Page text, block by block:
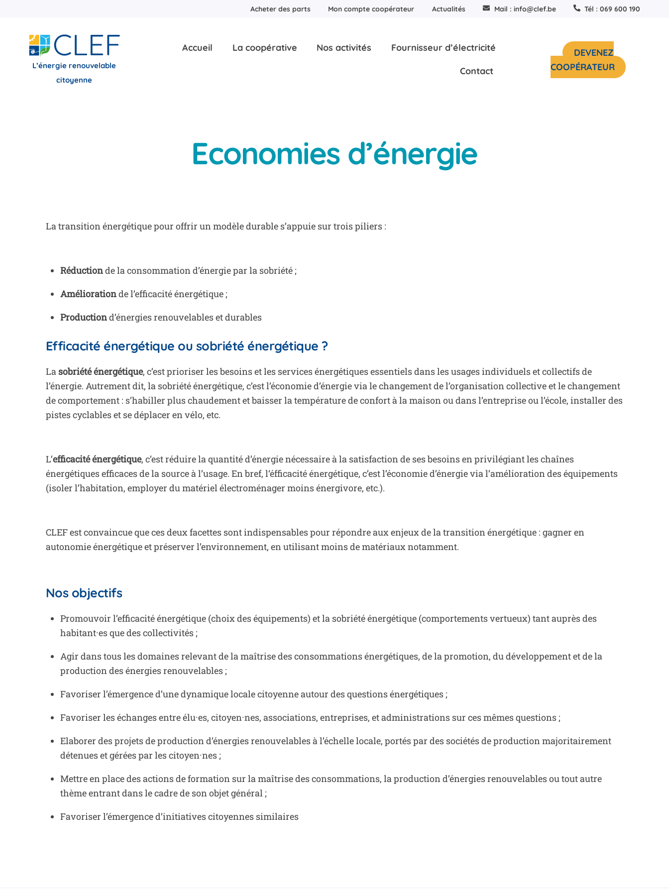
content
Acheter des parts Mon compte coopérateur Actualités Mail : info@clef.be Tél : 069 600 190
L’énergie renouvelable
citoyenne
Accueil La coopérative Nos activités Fournisseur d’électricité
Contact
DEVENEZ
COOPÉRATEUR
Economies d’énergie
La transition énergétique pour offrir un modèle durable s’appuie sur trois piliers :
Réductionde la consommation d’énergie par la sobriété ;
Améliorationde l’efficacité énergétique ;
Productiond’énergies renouvelables et durables
Efficacité énergétique ou sobriété énergétique ?
La sobriété énergétique, c’est prioriser les besoins et les services énergétiques essentiels dans les usages individuels et collectifs de
l’énergie. Autrement dit, la sobriété énergétique, c’est l’économie d’énergie via le changement de l’organisation collective et le changement
de comportement : s’habiller plus chaudement et baisser la température de confort à la maison ou dans l’entreprise ou l’école, installer des
pistes cyclables et se déplacer en vélo, etc.
L’efficacité énergétique, c’est réduire la quantité d’énergie nécessaire à la satisfaction de ses besoins en privilégiant les chaînes
énergétiques efficaces de la source à l’usage. En bref, l‘éfficacité énergétique, c’est l’économie d’énergie via l’amélioration des équipements
(isoler l’habitation, employer du matériel électroménager moins énergivore, etc.).
CLEF est convaincue que ces deux facettes sont indispensables pour répondre aux enjeux de la transition énergétique : gagner en
autonomie énergétique et préserver l’environnement, en utilisant moins de matériaux notamment.
Nos objectifs
Promouvoir l’efficacité énergétique (choix des équipements) et la sobriété énergétique (comportements vertueux) tant auprès des
habitant·es que des collectivités ;
Agir dans tous les domaines relevant de la maîtrise des consommations énergétiques, de la promotion, du développement et de la
production des énergies renouvelables ;
Favoriser l’émergence d’une dynamique locale citoyenne autour des questions énergétiques ;
Favoriser les échanges entre élu·es, citoyen·nes, associations, entreprises, et administrations sur ces mêmes questions ;
Elaborer des projets de production d’énergies renouvelables à l’échelle locale, portés par des sociétés de production majoritairement
détenues et gérées par les citoyen·nes ;
Mettre en place des actions de formation sur la maîtrise des consommations, la production d’énergies renouvelables ou tout autre
thème entrant dans le cadre de son objet général ;
Favoriser l’émergence d’initiatives citoyennes similaires